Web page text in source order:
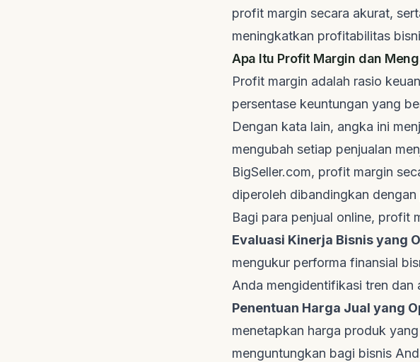
profit margin secara akurat,
meningkatkan profitabilitas
Apa Itu Profit Margin dan
Profit margin adalah rasio
persentase keuntungan yang
Dengan kata lain, angka ini
mengubah setiap penjualan
BigSeller.com, profit margin
diperoleh dibandingkan
Bagi para penjual online, profit
Evaluasi Kinerja Bisnis yang
mengukur performa finansial
Anda mengidentifikasi tren dan
Penentuan Harga Jual yang
menetapkan harga produk
menguntungkan bagi bisnis